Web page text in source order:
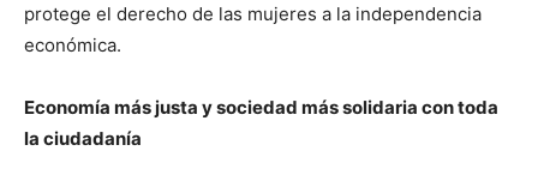
protege el derecho de las mujeres a la independencia
económica.
Economía más justa y sociedad más solidaria con toda
la ciudadanía